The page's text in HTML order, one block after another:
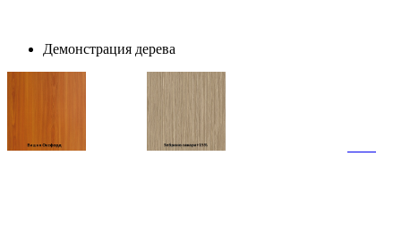
Демонстрация дерева